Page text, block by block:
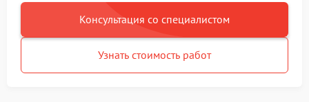
Консультация со специалистом
Узнать стоимость работ